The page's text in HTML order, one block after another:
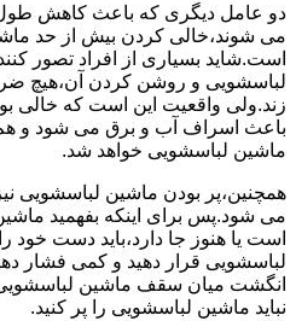
دو عامل دیگری که باعث کاهش
می شوند،خالی کردن بیش از حد
است.شاید بسیاری از افراد تصور
لباسشویی و روشن کردن آن،هیچ
زند.ولی واقعیت این است که خالی
باعث اسراف آب و برق می شود و
ماشین لباسشویی خواهد شد.
همچنین،پر بودن ماشین
می شود.پس برای اینکه بفهمید
است یا هنوز جا دارد،باید دست خود
انگشت میان سقف ماشین
نباید ماشین لباسشویی را پر کنید.